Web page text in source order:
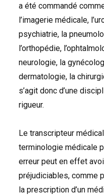
a été commandé
l’imagerie médicale,
psychiatrie, la
l’orthopédie,
neurologie, la
dermatologie, la
s’agit donc d’une
rigueur.
Le transcripteur
terminologie médicale
erreur peut en effet
préjudiciables, comme
la prescription d’un